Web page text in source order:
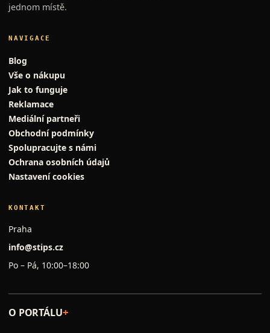
jednom místě.
NAVIGACE
Blog
Vše o nákupu
Jak to funguje
Reklamace
Mediální partneři
Obchodní podmínky
Spolupracujte s námi
Ochrana osobních údajů
Nastavení cookies
KONTAKT
Praha
info@stips.cz
Po – Pá, 10:00–18:00
O PORTÁLU